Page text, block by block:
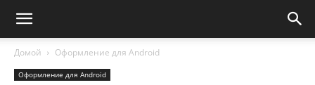
Домой Оформление для Android
Оформление для Android